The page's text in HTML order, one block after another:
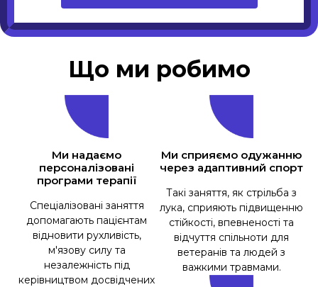
Що ми робимо
Ми надаємо
персоналізовані
програми терапії
Спеціалізовані заняття
допомагають пацієнтам
відновити рухливість,
м'язову силу та
незалежність під
керівництвом досвідчених
Ми сприяємо одужанню
через адаптивний спорт
Такі заняття, як стрільба з
лука, сприяють підвищенню
стійкості, впевненості та
відчуття спільноти для
ветеранів та людей з
важкими травмами.